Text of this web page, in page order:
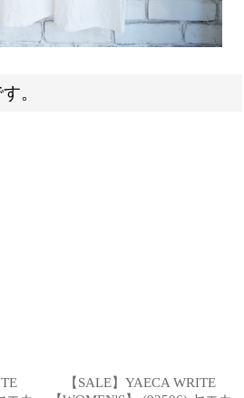
。
【SALE】YAECA WRITE